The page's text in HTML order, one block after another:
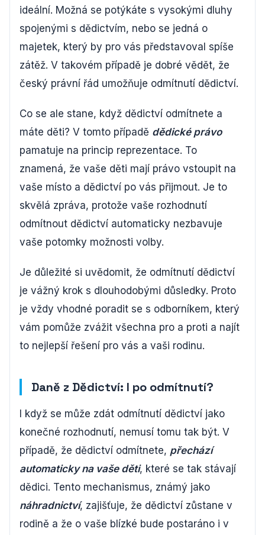
ideální. Možná se potýkáte s vysokými dluhy
spojenými s dědictvím, nebo se jedná o
majetek, který by pro vás představoval spíše
zátěž. V takovém případě je dobré vědět, že
český právní řád umožňuje odmítnutí dědictví.
Co se ale stane, když dědictví odmítnete a
máte děti? V tomto případě dědické právo
pamatuje na princip reprezentace. To
znamená, že vaše děti mají právo vstoupit na
vaše místo a dědictví po vás přijmout. Je to
skvělá zpráva, protože vaše rozhodnutí
odmítnout dědictví automaticky nezbavuje
vaše potomky možnosti volby.
Je důležité si uvědomit, že odmítnutí dědictví
je vážný krok s dlouhodobými důsledky. Proto
je vždy vhodné poradit se s odborníkem, který
vám pomůže zvážit všechna pro a proti a najít
to nejlepší řešení pro vás a vaši rodinu.
Daně z Dědictví: I po odmítnutí?
I když se může zdát odmítnutí dědictví jako
konečné rozhodnutí, nemusí tomu tak být. V
případě, že dědictví odmítnete, přechází
automaticky na vaše děti, které se tak stávají
dědici. Tento mechanismus, známý jako
náhradnictví, zajišťuje, že dědictví zůstane v
rodině a že o vaše blízké bude postaráno i v